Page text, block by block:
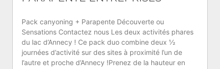
Pack canyoning + Parapente Découverte ou
Sensations Contactez nous Les deux activités phares
du lac d’Annecy ! Ce pack duo combine deux ½
journées d’activité sur des sites à proximité l’un de
l’autre et proche d’Annecy !Prenez de la hauteur en